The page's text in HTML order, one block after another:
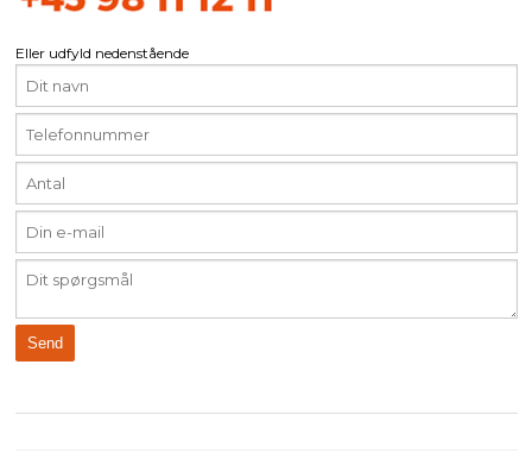
Eller udfyld nedenstående